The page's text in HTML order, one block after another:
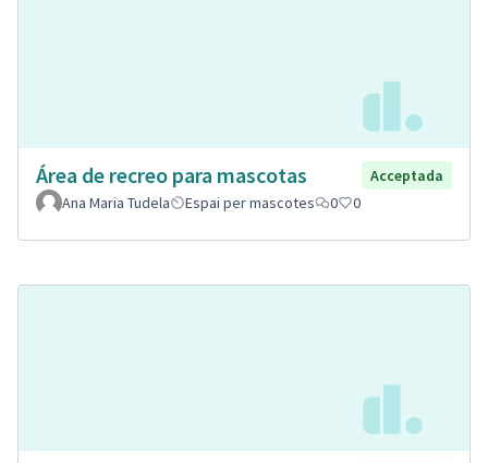
Área de recreo para mascotas
Acceptada
Ana Maria Tudela
Espai per mascotes 0 0